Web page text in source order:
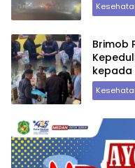
Brimob
kepada